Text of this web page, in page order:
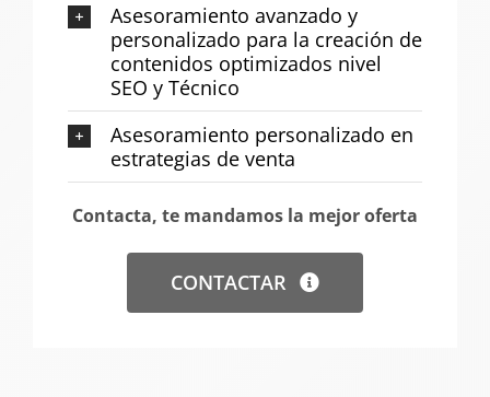
Asesoramiento avanzado y
personalizado para la creación de
contenidos optimizados nivel
SEO y Técnico
Asesoramiento personalizado en
estrategias de venta
Contacta, te mandamos la mejor oferta
CONTACTAR